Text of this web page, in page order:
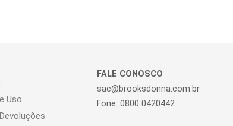
Uso
FALE CONOSCO
sac@brooksdonna.com.br
Fone: 0800 0420442